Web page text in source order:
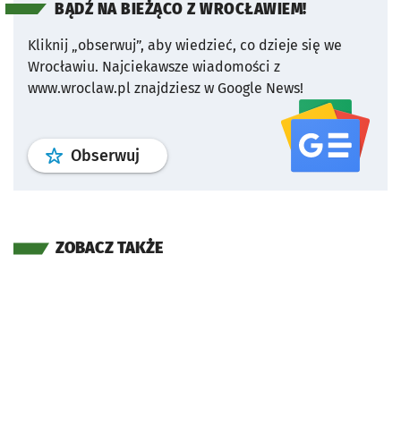
BĄDŹ NA BIEŻĄCO Z WROCŁAWIEM!
Kliknij „obserwuj”, aby wiedzieć, co dzieje się we
Wrocławiu. Najciekawsze wiadomości z
www.wroclaw.pl znajdziesz w Google News!
Obserwuj profil serwisu
ZOBACZ TAKŻE